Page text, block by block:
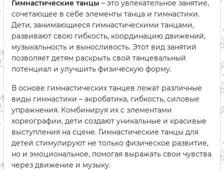
Гимнастические танцы – это увлекательное занятие,
сочетающее в себе элементы танца и гимнастики.
Дети, занимающиеся гимнастическими танцами,
развивают свою гибкость, координацию движений,
музыкальность и выносливость. Этот вид занятий
позволяет детям раскрыть свой танцевальный
потенциал и улучшить физическую форму.
В основе гимнастических танцев лежат различные
виды гимнастики – акробатика, гибкость, силовые
упражнения. Комбинируя их с элементами
хореографии, дети создают уникальные и красивые
выступления на сцене. Гимнастические танцы для
детей стимулируют не только физическое развитие,
но и эмоциональное, помогая выражать свои чувства
через движение и музыку.